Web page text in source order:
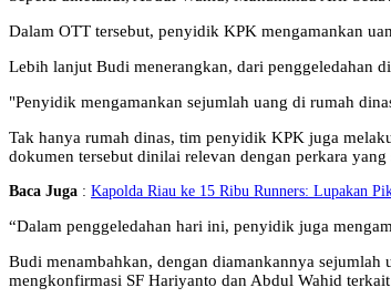
Dalam OTT tersebut, penyidik KPK mengamankan
Lebih lanjut Budi menerangkan, dari penggeledahan
"Penyidik mengamankan sejumlah uang di rumah
Tak hanya rumah dinas, tim penyidik KPK juga
dokumen tersebut dinilai relevan dengan perkara
Baca Juga : Kapolda Riau ke 15 Ribu Runners: Lupakan
“Dalam penggeledahan hari ini, penyidik juga
Budi menambahkan, dengan diamankannya
mengkonfirmasi SF Hariyanto dan Abdul Wahid